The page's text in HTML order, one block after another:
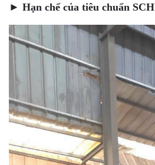
► Hạn chế của tiêu chuẩn SCH